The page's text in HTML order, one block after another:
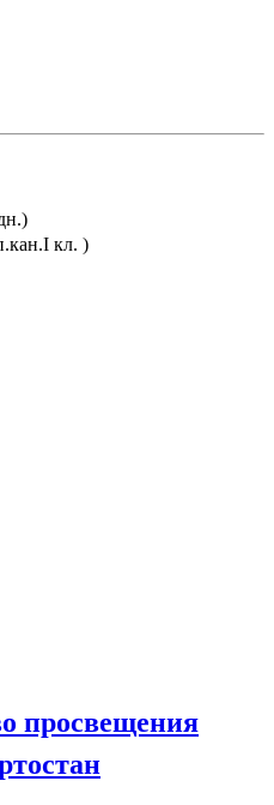
кл. )
просвещения